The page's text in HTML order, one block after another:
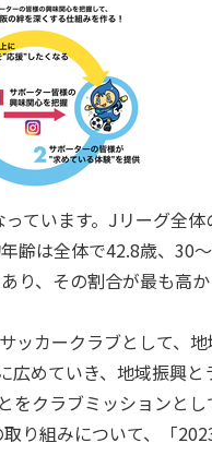
ています。Jリーグ全
齢は全体で42.8歳、30
り、その割合が最も高
ッカークラブとして、
めていき、地域振興
クラブミッションとし
り組みについて、「